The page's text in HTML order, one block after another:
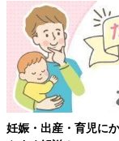
かかる費用やもら